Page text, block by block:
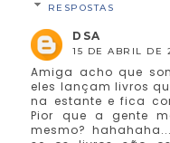
RESPOSTAS
DSA
15 DE ABRIL DE
Amiga acho que
eles lançam livros
na estante e fica
Pior que a gente
mesmo?